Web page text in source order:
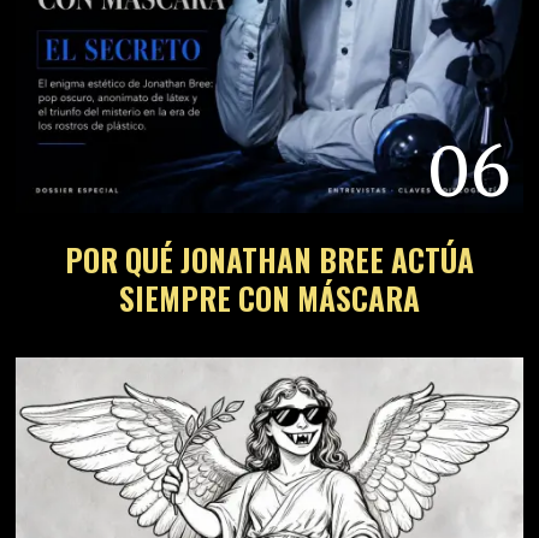
06
POR QUÉ JONATHAN BREE ACTÚA
SIEMPRE CON MÁSCARA